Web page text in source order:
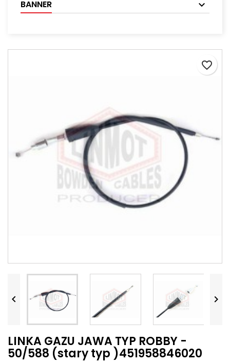
BANNER
favorite_border
 
 
LINKA GAZU JAWA TYP ROBBY -
50/588 (stary typ )451958846020